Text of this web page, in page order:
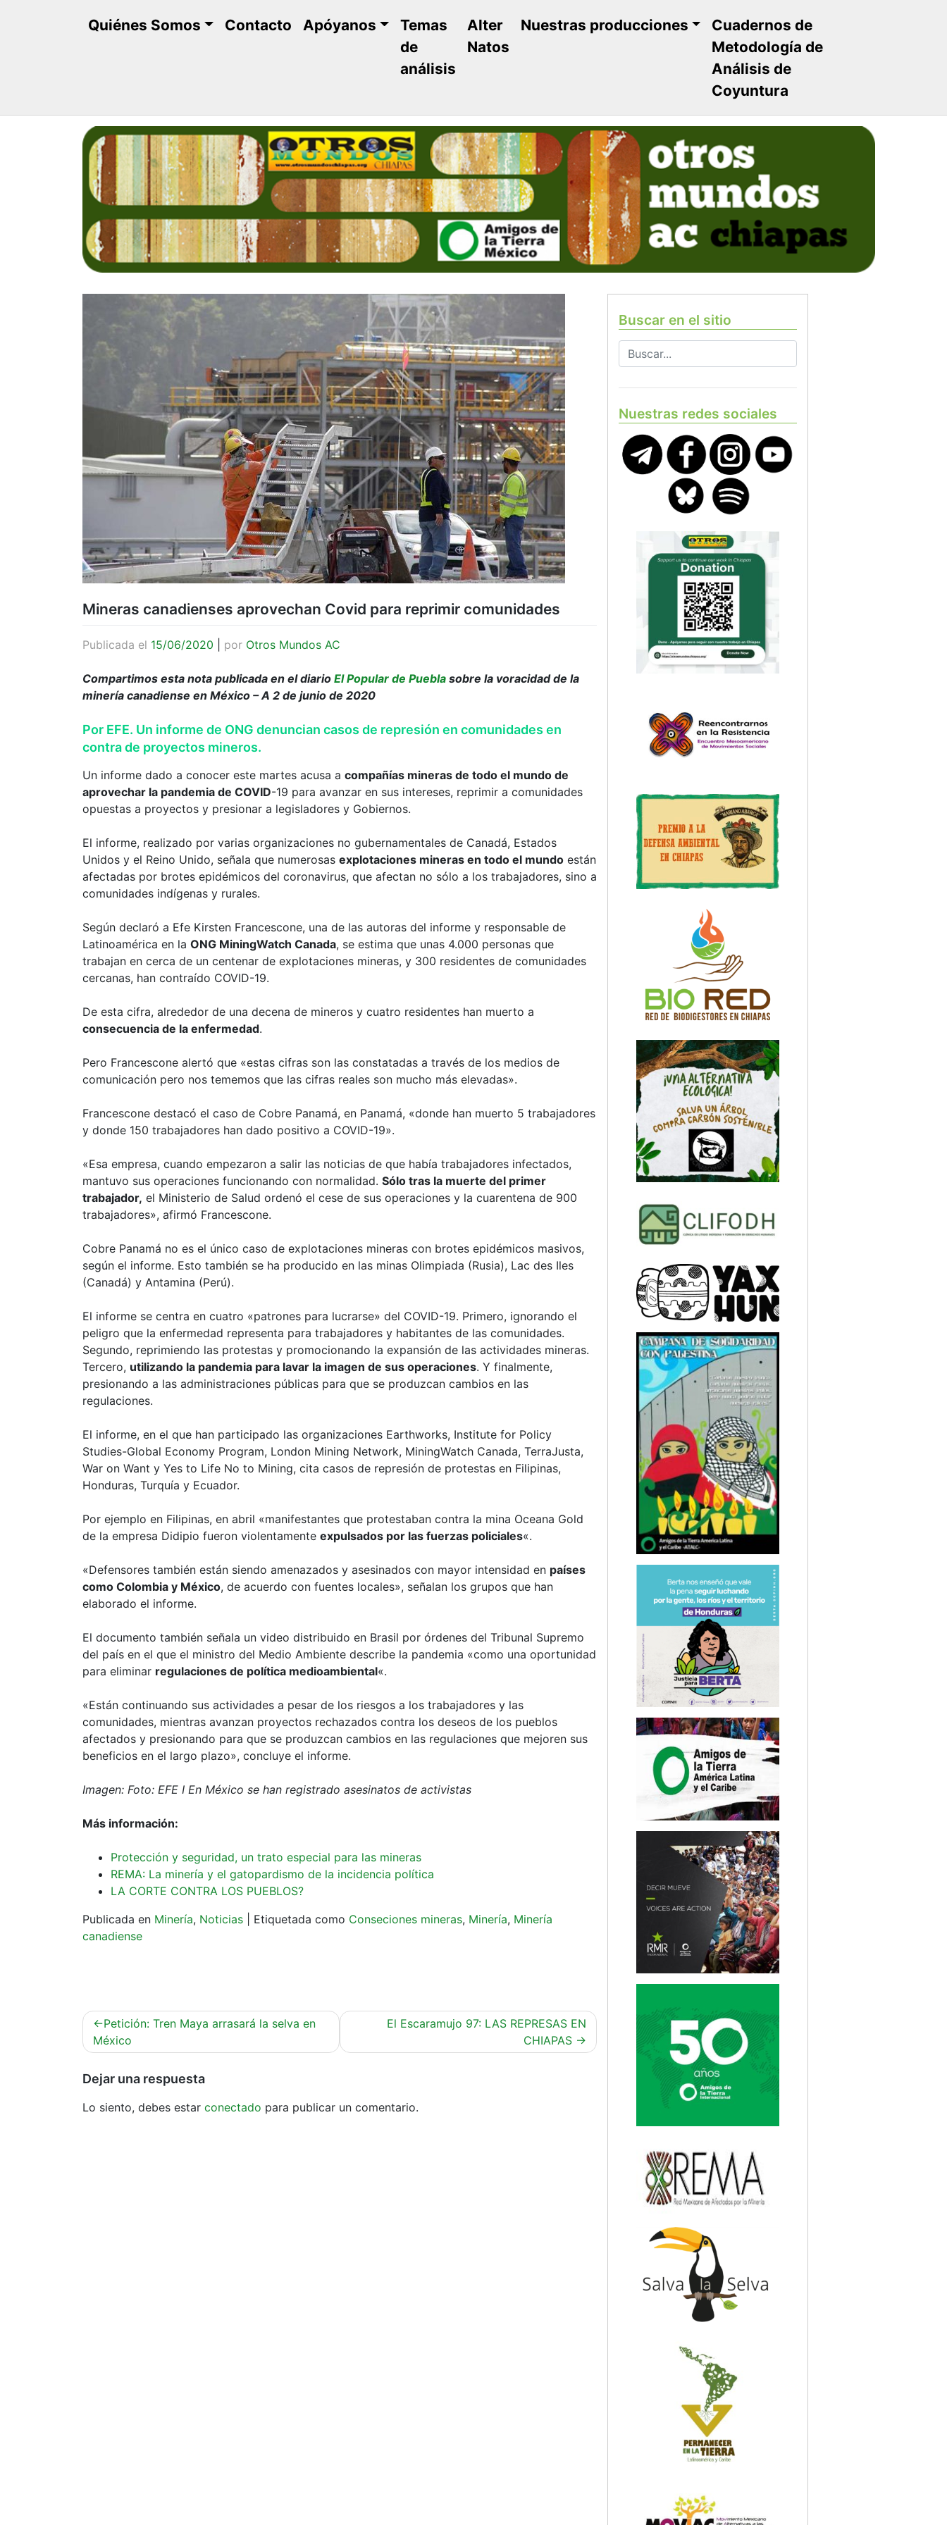
Quiénes Somos Contacto Apóyanos
Temas
de
análisis
Alter
Natos
Nuestras producciones
Cuadernos de
Metodología de
Análisis de
Coyuntura
Mineras canadienses aprovechan Covid para reprimir comunidades
Publicada el 15/06/2020 por Otros Mundos AC
Compartimos esta nota publicada en el diario El Popular de Puebla sobre la voracidad de la
minería canadiense en México – A 2 de junio de 2020
Por EFE. Un informe de ONG denuncian casos de represión en comunidades en
contra de proyectos mineros.
Un informe dado a conocer este martes acusa a compañías mineras de todo el mundo de
aprovechar la pandemia de COVID-19 para avanzar en sus intereses, reprimir a comunidades
opuestas a proyectos y presionar a legisladores y Gobiernos.
El informe, realizado por varias organizaciones no gubernamentales de Canadá, Estados
Unidos y el Reino Unido, señala que numerosas explotaciones mineras en todo el mundo están
afectadas por brotes epidémicos del coronavirus, que afectan no sólo a los trabajadores, sino a
comunidades indígenas y rurales.
Según declaró a Efe Kirsten Francescone, una de las autoras del informe y responsable de
Latinoamérica en la ONG MiningWatch Canada, se estima que unas 4.000 personas que
trabajan en cerca de un centenar de explotaciones mineras, y 300 residentes de comunidades
cercanas, han contraído COVID-19.
De esta cifra, alrededor de una decena de mineros y cuatro residentes han muerto a
consecuencia de la enfermedad.
Pero Francescone alertó que «estas cifras son las constatadas a través de los medios de
comunicación pero nos tememos que las cifras reales son mucho más elevadas».
Francescone destacó el caso de Cobre Panamá, en Panamá, «donde han muerto 5 trabajadores
y donde 150 trabajadores han dado positivo a COVID-19».
«Esa empresa, cuando empezaron a salir las noticias de que había trabajadores infectados,
mantuvo sus operaciones funcionando con normalidad. Sólo tras la muerte del primer
trabajador, el Ministerio de Salud ordenó el cese de sus operaciones y la cuarentena de 900
trabajadores», afirmó Francescone.
Cobre Panamá no es el único caso de explotaciones mineras con brotes epidémicos masivos,
según el informe. Esto también se ha producido en las minas Olimpiada (Rusia), Lac des Iles
(Canadá) y Antamina (Perú).
El informe se centra en cuatro «patrones para lucrarse» del COVID-19. Primero, ignorando el
peligro que la enfermedad representa para trabajadores y habitantes de las comunidades.
Segundo, reprimiendo las protestas y promocionando la expansión de las actividades mineras.
Tercero, utilizando la pandemia para lavar la imagen de sus operaciones. Y finalmente,
presionando a las administraciones públicas para que se produzcan cambios en las
regulaciones.
El informe, en el que han participado las organizaciones Earthworks, Institute for Policy
Studies-Global Economy Program, London Mining Network, MiningWatch Canada, TerraJusta,
War on Want y Yes to Life No to Mining, cita casos de represión de protestas en Filipinas,
Honduras, Turquía y Ecuador.
Por ejemplo en Filipinas, en abril «manifestantes que protestaban contra la mina Oceana Gold
de la empresa Didipio fueron violentamente expulsados por las fuerzas policiales«.
«Defensores también están siendo amenazados y asesinados con mayor intensidad en países
como Colombia y México, de acuerdo con fuentes locales», señalan los grupos que han
elaborado el informe.
El documento también señala un video distribuido en Brasil por órdenes del Tribunal Supremo
del país en el que el ministro del Medio Ambiente describe la pandemia «como una oportunidad
para eliminar regulaciones de política medioambiental«.
«Están continuando sus actividades a pesar de los riesgos a los trabajadores y las
comunidades, mientras avanzan proyectos rechazados contra los deseos de los pueblos
afectados y presionando para que se produzcan cambios en las regulaciones que mejoren sus
beneficios en el largo plazo», concluye el informe.
Imagen: Foto: EFE I En México se han registrado asesinatos de activistas
Más información:
Protección y seguridad, un trato especial para las mineras
REMA: La minería y el gatopardismo de la incidencia política
LA CORTE CONTRA LOS PUEBLOS?
Publicada en Minería, Noticias Etiquetada como Conseciones mineras, Minería, Minería
canadiense
Navegación
de
Petición: Tren Maya arrasará la selva en
México
El Escaramujo 97: LAS REPRESAS EN
CHIAPAS
Dejar una respuesta
Lo siento, debes estar conectado para publicar un comentario.
Buscar en el sitio
Nuestras redes sociales